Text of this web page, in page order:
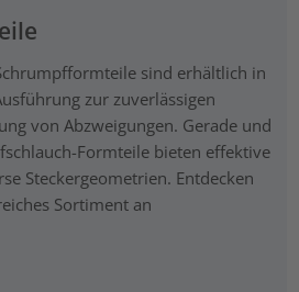
sind erhältlich in
zur zuverlässigen
von Abzweigungen. Gerade und
Formteile bieten effektive
Steckergeometrien. Entdecken
Sortiment an